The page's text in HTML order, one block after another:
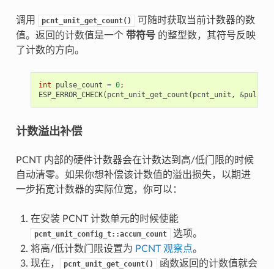
调用 pcnt_unit_get_count()
可随时获取当前计数器的数
值。返回的计数值是一个 带符号的整型数，其符号反映
了计数的方向。
int pulse_count = 0;
ESP_ERROR_CHECK( pcnt_unit_get_count ( pcnt_unit , &
计数溢出补偿
PCNT 内部的硬件计数器会在计数达到高/低门限的时候
自动清零。如果你想补偿该计数值的溢出损失，以期进
一步拓宽计数器的实际位宽，你可以：
在安装 PCNT 计数单元的时候使能
pcnt_unit_config_t::accum_count
选项。
将高/低计数门限设置为 PCNT 观察点。
现在，
pcnt_unit_get_count()
函数返回的计数值就会